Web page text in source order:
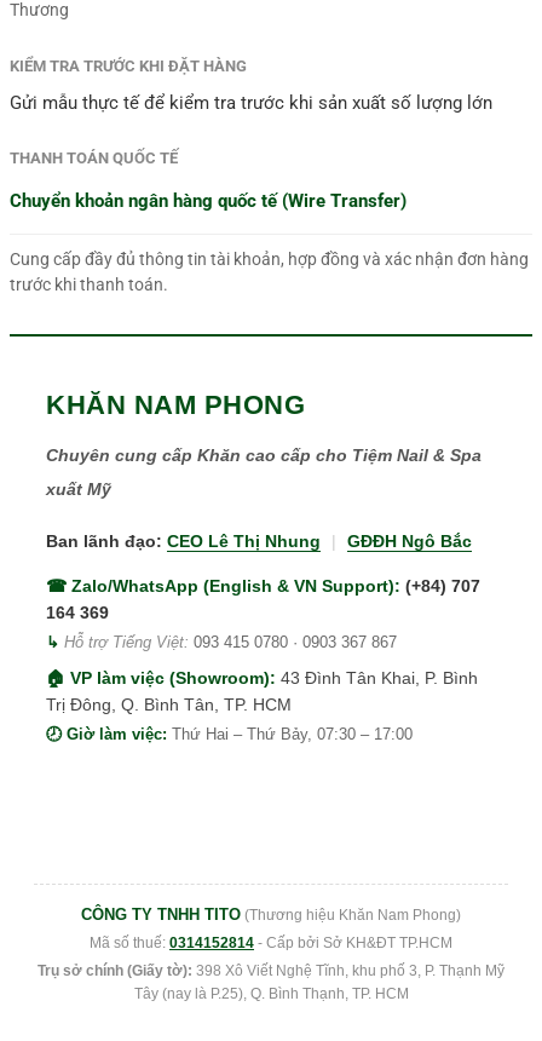
Thương
KIỂM TRA TRƯỚC KHI ĐẶT HÀNG
Gửi mẫu thực tế để kiểm tra trước khi sản xuất số lượng lớn
THANH TOÁN QUỐC TẾ
Chuyển khoản ngân hàng quốc tế (Wire Transfer)
Cung cấp đầy đủ thông tin tài khoản, hợp đồng và xác nhận đơn hàng
trước khi thanh toán.
KHĂN NAM PHONG
Chuyên cung cấp Khăn cao cấp cho Tiệm Nail & Spa
xuất Mỹ
Ban lãnh đạo: CEO Lê Thị Nhung | GĐĐH Ngô Bắc
☎ Zalo/WhatsApp (English & VN Support): (+84) 707
164 369
↳ Hỗ trợ Tiếng Việt: 093 415 0780 · 0903 367 867
🏠 VP làm việc (Showroom): 43 Đình Tân Khai, P. Bình
Trị Đông, Q. Bình Tân, TP. HCM
🕗 Giờ làm việc: Thứ Hai – Thứ Bảy, 07:30 – 17:00
CÔNG TY TNHH TITO (Thương hiệu Khăn Nam Phong)
Mã số thuế: 0314152814 - Cấp bởi Sở KH&ĐT TP.HCM
Trụ sở chính (Giấy tờ): 398 Xô Viết Nghệ Tĩnh, khu phố 3, P. Thạnh Mỹ
Tây (nay là P.25), Q. Bình Thạnh, TP. HCM